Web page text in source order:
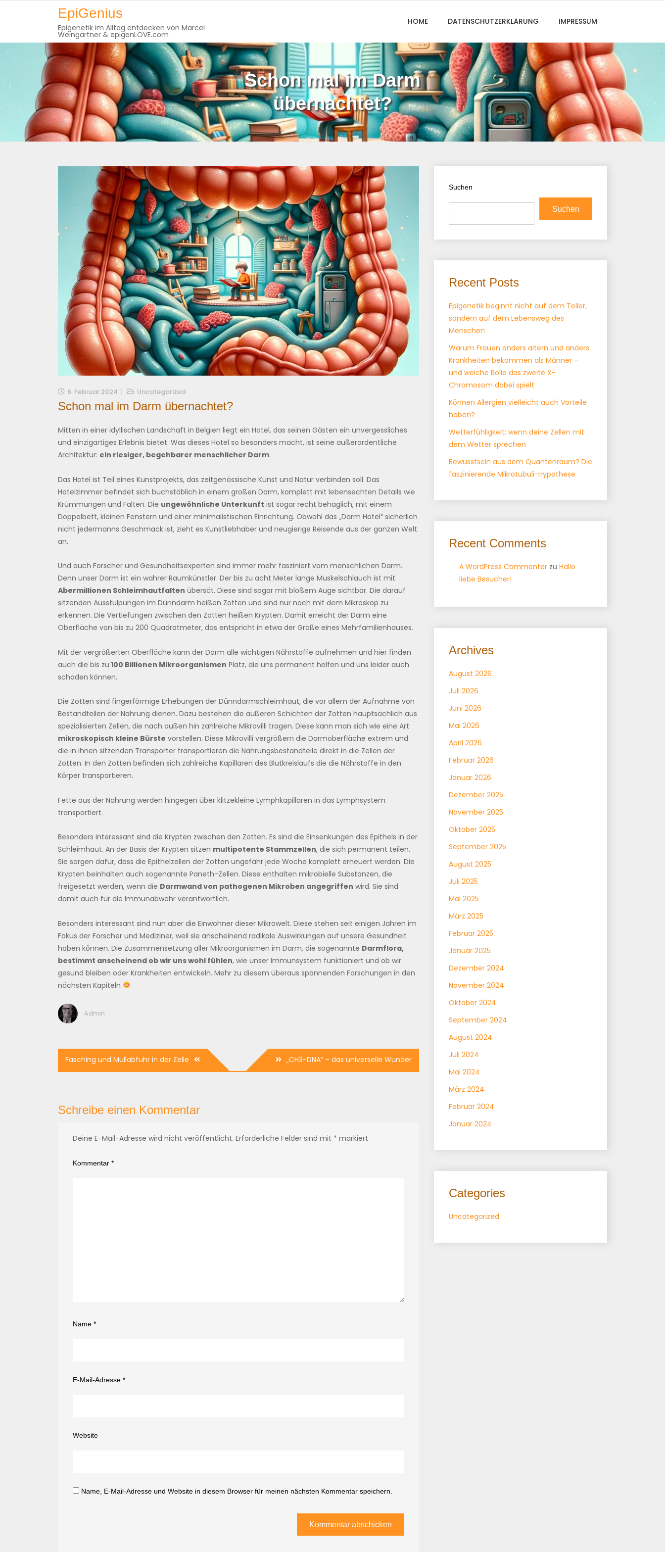
EpiGenius
Epigenetik im Alltag entdecken von Marcel
Weingärtner & epigenLOVE.com
HOME DATENSCHUTZERKLÄRUNG IMPRESSUM
Schon mal im Darm
übernachtet?
6. Februar 2024 Uncategorized
Schon mal im Darm übernachtet?
Mitten in einer idyllischen Landschaft in Belgien liegt ein Hotel, das seinen Gästen ein unvergessliches
und einzigartiges Erlebnis bietet. Was dieses Hotel so besonders macht, ist seine außerordentliche
Architektur: ein riesiger, begehbarer menschlicher Darm.
Das Hotel ist Teil eines Kunstprojekts, das zeitgenössische Kunst und Natur verbinden soll. Das
Hotelzimmer befindet sich buchstäblich in einem großen Darm, komplett mit lebensechten Details wie
Krümmungen und Falten. Die ungewöhnliche Unterkunft ist sogar recht behaglich, mit einem
Doppelbett, kleinen Fenstern und einer minimalistischen Einrichtung. Obwohl das „Darm Hotel“ sicherlich
nicht jedermanns Geschmack ist, zieht es Kunstliebhaber und neugierige Reisende aus der ganzen Welt
an.
Und auch Forscher und Gesundheitsexperten sind immer mehr fasziniert vom menschlichen Darm.
Denn unser Darm ist ein wahrer Raumkünstler. Der bis zu acht Meter lange Muskelschlauch ist mit
Abermillionen Schleimhautfalten übersät. Diese sind sogar mit bloßem Auge sichtbar. Die darauf
sitzenden Ausstülpungen im Dünndarm heißen Zotten und sind nur noch mit dem Mikroskop zu
erkennen. Die Vertiefungen zwischen den Zotten heißen Krypten. Damit erreicht der Darm eine
Oberfläche von bis zu 200 Quadratmeter, das entspricht in etwa der Größe eines Mehrfamilienhauses.
Mit der vergrößerten Oberfläche kann der Darm alle wichtigen Nährstoffe aufnehmen und hier finden
auch die bis zu 100 Billionen Mikroorganismen Platz, die uns permanent helfen und uns leider auch
schaden können.
Die Zotten sind fingerförmige Erhebungen der Dünndarmschleimhaut, die vor allem der Aufnahme von
Bestandteilen der Nahrung dienen. Dazu bestehen die äußeren Schichten der Zotten hauptsächlich aus
spezialisierten Zellen, die nach außen hin zahlreiche Mikrovilli tragen. Diese kann man sich wie eine Art
mikroskopisch kleine Bürste vorstellen. Diese Mikrovilli vergrößern die Darmoberfläche extrem und
die in ihnen sitzenden Transporter transportieren die Nahrungsbestandteile direkt in die Zellen der
Zotten. In den Zotten befinden sich zahlreiche Kapillaren des Blutkreislaufs die die Nährstoffe in den
Körper transportieren.
Fette aus der Nahrung werden hingegen über klitzekleine Lymphkapillaren in das Lymphsystem
transportiert.
Besonders interessant sind die Krypten zwischen den Zotten. Es sind die Einsenkungen des Epithels in der
Schleimhaut. An der Basis der Krypten sitzen multipotente Stammzellen, die sich permanent teilen.
Sie sorgen dafür, dass die Epithelzellen der Zotten ungefähr jede Woche komplett erneuert werden. Die
Krypten beinhalten auch sogenannte Paneth-Zellen. Diese enthalten mikrobielle Substanzen, die
freigesetzt werden, wenn die Darmwand von pathogenen Mikroben angegriffen wird. Sie sind
damit auch für die Immunabwehr verantwortlich.
Besonders interessant sind nun aber die Einwohner dieser Mikrowelt. Diese stehen seit einigen Jahren im
Fokus der Forscher und Mediziner, weil sie anscheinend radikale Auswirkungen auf unsere Gesundheit
haben können. Die Zusammensetzung aller Mikroorganismen im Darm, die sogenannte Darmflora,
bestimmt anscheinend ob wir uns wohl fühlen, wie unser Immunsystem funktioniert und ob wir
gesund bleiben oder Krankheiten entwickeln. Mehr zu diesem überaus spannenden Forschungen in den
nächsten Kapiteln
Admin
Beitragsnavigation
Fasching und Müllabfuhr in der Zelle „CH3-DNA“ – das universelle Wunder
Schreibe einen Kommentar
Deine E-Mail-Adresse wird nicht veröffentlicht. Erforderliche Felder sind mit * markiert
Kommentar *
Name *
E-Mail-Adresse *
Website
Name, E-Mail-Adresse und Website in diesem Browser für meinen nächsten Kommentar speichern.
Suchen
Suchen
Recent Posts
Epigenetik beginnt nicht auf dem Teller,
sondern auf dem Lebensweg des
Menschen
Warum Frauen anders altern und anders
Krankheiten bekommen als Männer –
und welche Rolle das zweite X-
Chromosom dabei spielt
Können Allergien vielleicht auch Vorteile
haben?
Wetterfühligkeit: wenn deine Zellen mit
dem Wetter sprechen
Bewusstsein aus dem Quantenraum? Die
faszinierende Mikrotubuli-Hypothese
Recent Comments
A WordPress Commenter zu Hallo
liebe Besucher!
Archives
August 2026
Juli 2026
Juni 2026
Mai 2026
April 2026
Februar 2026
Januar 2026
Dezember 2025
November 2025
Oktober 2025
September 2025
August 2025
Juli 2025
Mai 2025
März 2025
Februar 2025
Januar 2025
Dezember 2024
November 2024
Oktober 2024
September 2024
August 2024
Juli 2024
Mai 2024
März 2024
Februar 2024
Januar 2024
Categories
Uncategorized